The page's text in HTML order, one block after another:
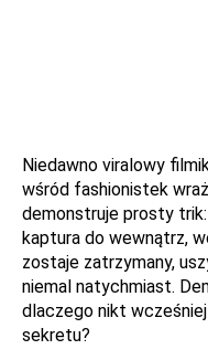
Niedawno viralowy
wśród fashionistek
demonstruje prosty
kaptura do wewnątrz,
zostaje zatrzymany,
niemal natychmiast.
dlaczego nikt wcześniej
sekretu?